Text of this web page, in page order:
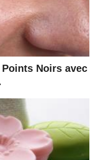
Noirs avec